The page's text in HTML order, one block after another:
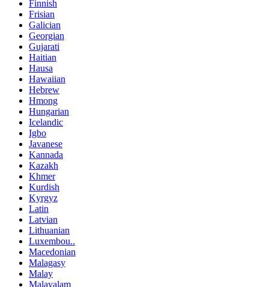
Finnish
Frisian
Galician
Georgian
Gujarati
Haitian
Hausa
Hawaiian
Hebrew
Hmong
Hungarian
Icelandic
Igbo
Javanese
Kannada
Kazakh
Khmer
Kurdish
Kyrgyz
Latin
Latvian
Lithuanian
Luxembou..
Macedonian
Malagasy
Malay
Malayalam